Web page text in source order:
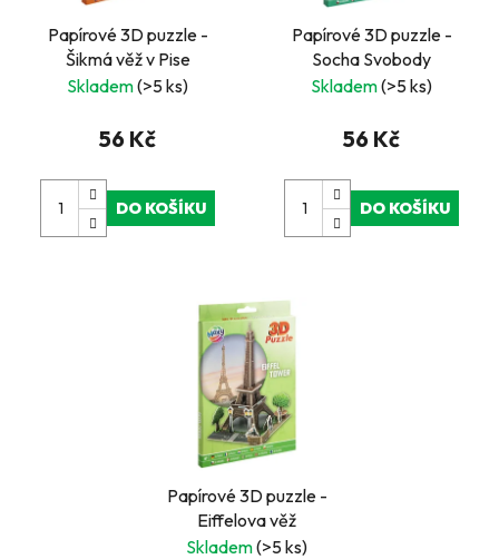
Papírové 3D puzzle -
Šikmá věž v Pise
Skladem(>5 ks)
56 Kč
DO KOŠÍKU
Papírové 3D puzzle -
Socha Svobody
Skladem(>5 ks)
56 Kč
DO KOŠÍKU
Papírové 3D puzzle -
Eiffelova věž
Skladem(>5 ks)